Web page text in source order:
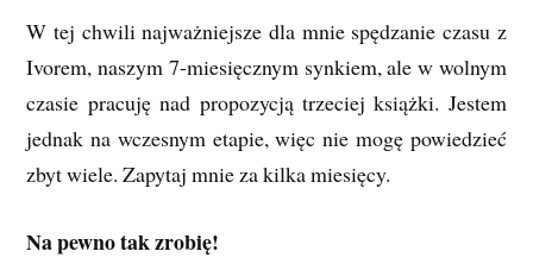
W tej chwili najważniejsze dla mnie spędzanie czasu z
Ivorem, naszym 7-miesięcznym synkiem, ale w wolnym
czasie pracuję nad propozycją trzeciej książki. Jestem
jednak na wczesnym etapie, więc nie mogę powiedzieć
zbyt wiele. Zapytaj mnie za kilka miesięcy.
Na pewno tak zrobię!